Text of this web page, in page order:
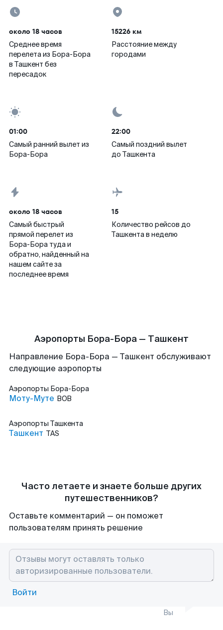
около 18 часов
Среднее время
перелета из Бора-Бора
в Ташкент без
пересадок
15226 км
Расстояние между
городами
01:00
Самый ранний вылет из
Бора-Бора
22:00
Самый поздний вылет
до Ташкента
около 18 часов
Самый быстрый
прямой перелет из
Бора-Бора туда и
обратно, найденный на
нашем сайте за
последнее время
15
Количество рейсов до
Ташкента в неделю
Аэропорты Бора-Бора — Ташкент
Направление Бора-Бора — Ташкент обслуживают
следующие аэропорты
Аэропорты Бора-Бора
Моту-Муте BOB
Аэропорты Ташкента
Ташкент TAS
Часто летаете и знаете больше других
путешественников?
Оставьте комментарий — он поможет
пользователям принять решение
Войти
Вы